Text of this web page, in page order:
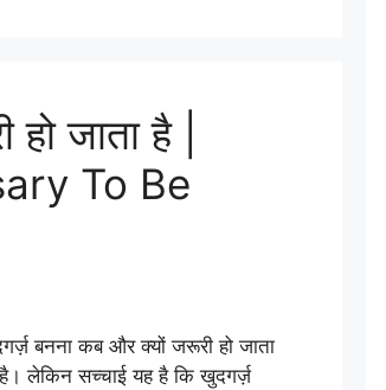
जाता है |
To Be
बनना कब और क्यों जरूरी हो जाता
लेकिन सच्चाई यह है कि खुदगर्ज़